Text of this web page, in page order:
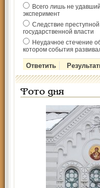
Всего лишь не
эксперимент
Следствие
государственной власти
Неудачное стечение
котором события
Фото дня